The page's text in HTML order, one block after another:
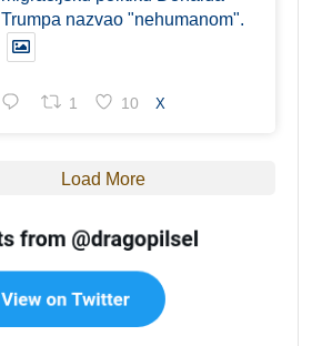
Trumpa nazvao "nehumanom".
1 10 X
Load More